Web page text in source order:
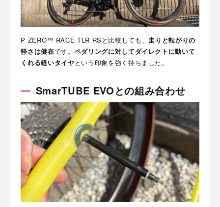
P ZERO™ RACE TLR RSと比較しても、 走りと転がりの
軽さは健在です。 ペダリングに対してダイレクトに動いて
くれる軽いタイヤという印象を強く持ちました。
SmarTUBE EVOとの組み合わせ